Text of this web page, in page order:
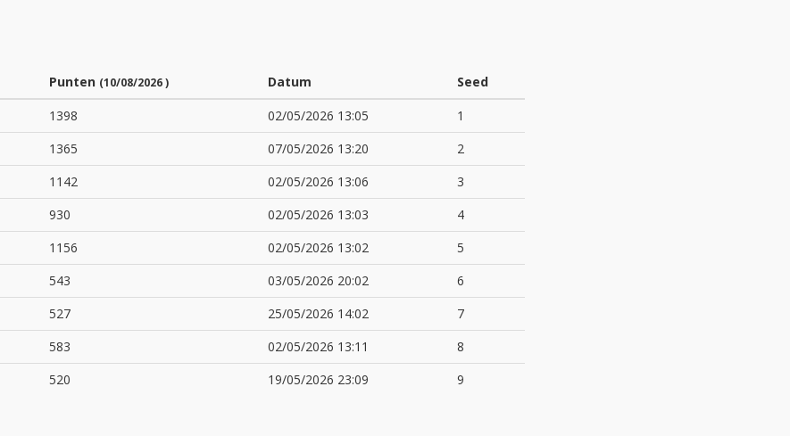
Punten (10/08/2026 ) Datum
Seed
1398 02/05/2026 13:05
1
1365 07/05/2026 13:20
2
1142 02/05/2026 13:06
3
930 02/05/2026 13:03
4
1156 02/05/2026 13:02
5
543 03/05/2026 20:02
6
527 25/05/2026 14:02
7
583 02/05/2026 13:11
8
520 19/05/2026 23:09 9